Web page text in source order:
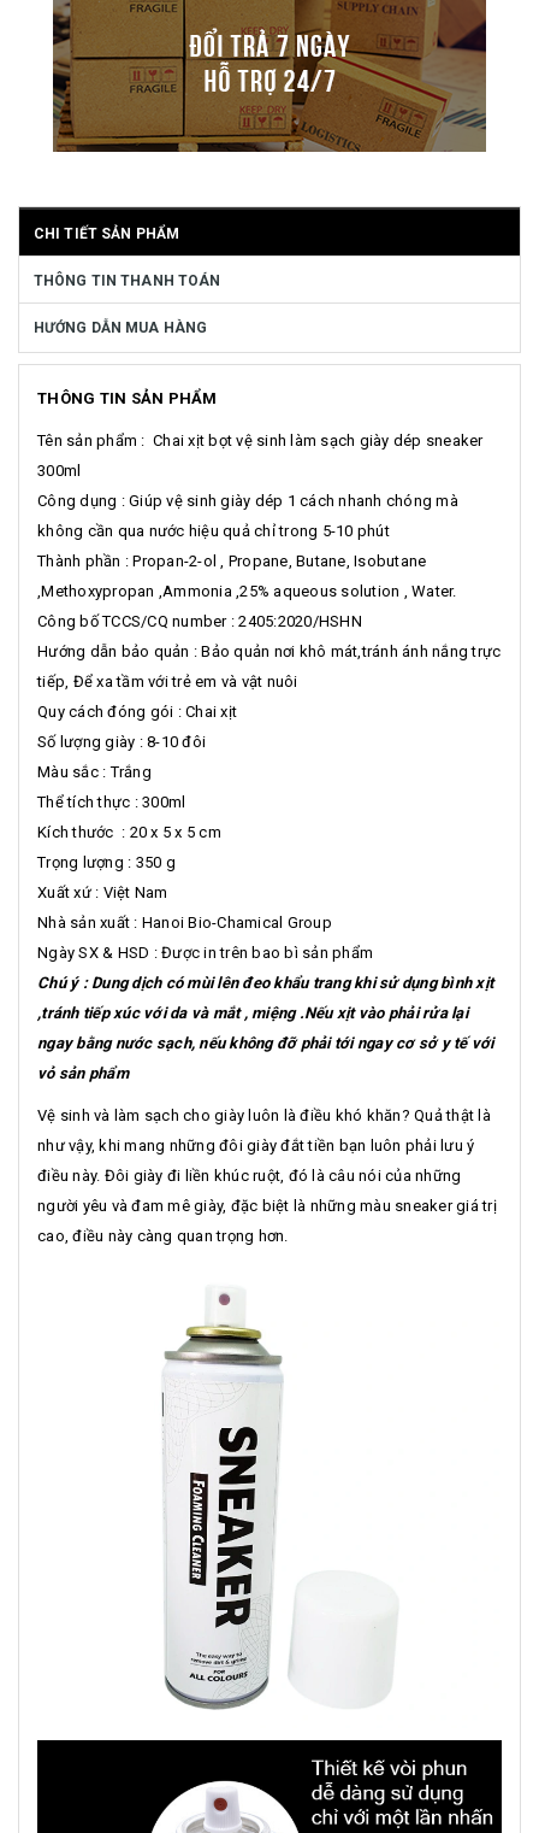
CHI TIẾT SẢN PHẨM
THÔNG TIN THANH TOÁN
HƯỚNG DẪN MUA HÀNG
THÔNG TIN SẢN PHẨM
Tên sản phẩm : Chai xịt bọt vệ sinh làm sạch giày dép sneaker
300ml
Công dụng : Giúp vệ sinh giày dép 1 cách nhanh chóng mà
không cần qua nước hiệu quả chỉ trong 5-10 phút
Thành phần : Propan-2-ol , Propane, Butane, Isobutane
,Methoxypropan ,Ammonia ,25% aqueous solution , Water.
Công bố TCCS/CQ number : 2405:2020/HSHN
Hướng dẫn bảo quản : Bảo quản nơi khô mát,tránh ánh nắng trực
tiếp, Để xa tầm với trẻ em và vật nuôi
Quy cách đóng gói : Chai xịt
Số lượng giày : 8-10 đôi
Màu sắc : Trắng
Thể tích thực : 300ml
Kích thước : 20 x 5 x 5 cm
Trọng lượng : 350 g
Xuất xứ : Việt Nam
Nhà sản xuất : Hanoi Bio-Chamical Group
Ngày SX & HSD : Được in trên bao bì sản phẩm
Chú ý : Dung dịch có mùi lên đeo khẩu trang khi sử dụng bình xịt
,tránh tiếp xúc với da và mắt , miệng .Nếu xịt vào phải rửa lại
ngay bằng nước sạch, nếu không đỡ phải tới ngay cơ sở y tế với
vỏ sản phẩm
Vệ sinh và làm sạch cho giày luôn là điều khó khăn? Quả thật là
như vậy, khi mang những đôi giày đắt tiền bạn luôn phải lưu ý
điều này. Đôi giày đi liền khúc ruột, đó là câu nói của những
người yêu và đam mê giày, đặc biệt là những màu sneaker giá trị
cao, điều này càng quan trọng hơn.